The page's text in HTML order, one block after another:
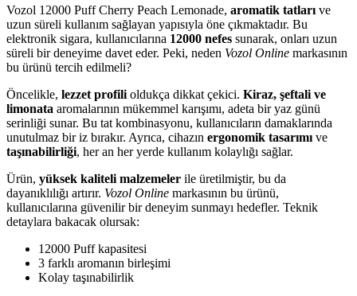
Vozol 12000 Puff Cherry Peach Lemonade, aromatik tatları ve
uzun süreli kullanım sağlayan yapısıyla öne çıkmaktadır. Bu
elektronik sigara, kullanıcılarına 12000 nefes sunarak, onları uzun
süreli bir deneyime davet eder. Peki, neden Vozol Online markasının
bu ürünü tercih edilmeli?
Öncelikle, lezzet profili oldukça dikkat çekici. Kiraz, şeftali ve
limonata aromalarının mükemmel karışımı, adeta bir yaz günü
serinliği sunar. Bu tat kombinasyonu, kullanıcıların damaklarında
unutulmaz bir iz bırakır. Ayrıca, cihazın ergonomik tasarımı ve
taşınabilirliği, her an her yerde kullanım kolaylığı sağlar.
Ürün, yüksek kaliteli malzemeler ile üretilmiştir, bu da
dayanıklılığı artırır. Vozol Online markasının bu ürünü,
kullanıcılarına güvenilir bir deneyim sunmayı hedefler. Teknik
detaylara bakacak olursak:
12000 Puff kapasitesi
3 farklı aromanın birleşimi
Kolay taşınabilirlik